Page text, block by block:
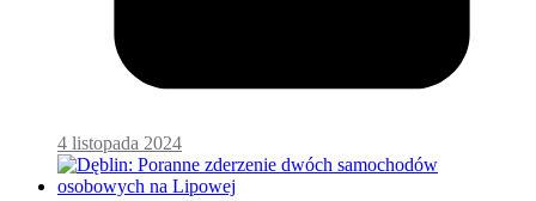
4 listopada 2024